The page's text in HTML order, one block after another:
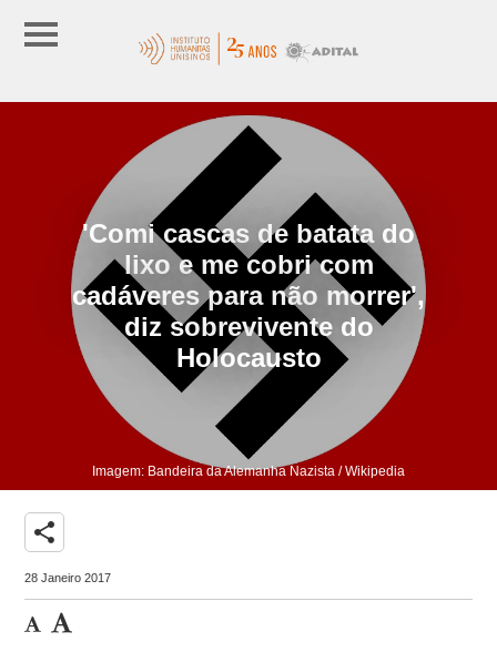
'Comi cascas de batata do
lixo e me cobri com
cadáveres para não morrer',
diz sobrevivente do
Holocausto
Imagem: Bandeira da Alemanha Nazista / Wikipedia
share
28 Janeiro 2017